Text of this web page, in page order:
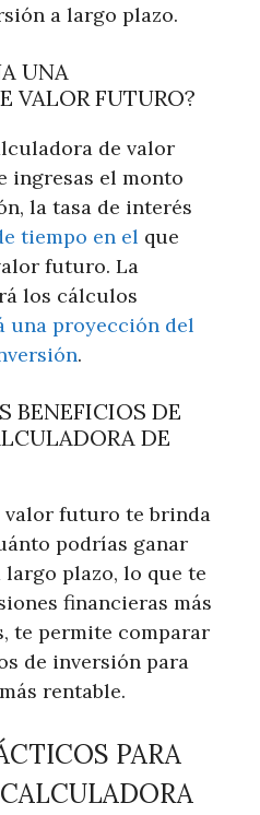
a largo plazo.
UNA
VALOR FUTURO?
de valor
ingresas el monto
la tasa de interés
tiempo en el que
futuro. La
los cálculos
una proyección del
.
BENEFICIOS DE
DE
valor futuro te brinda
podrías ganar
plazo, lo que te
financieras más
te permite comparar
de inversión para
rentable.
PARA